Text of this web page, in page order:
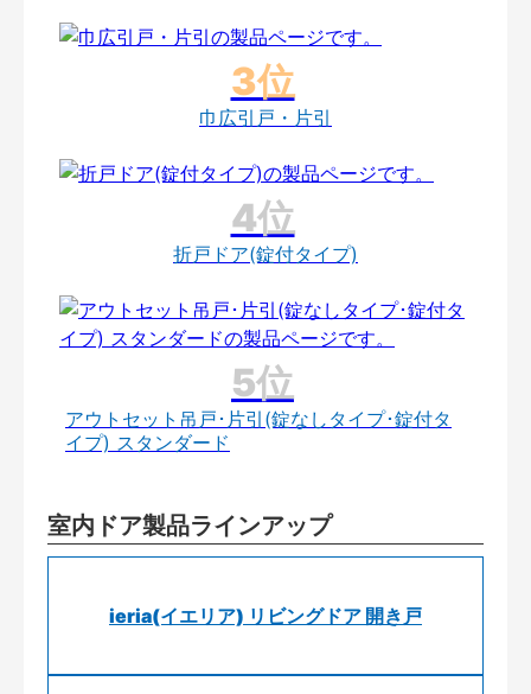
巾広引戸・片引
折戸ドア(錠付タイプ)
アウトセット吊戸･片引(錠なしタイプ･錠付タ
イプ) スタンダード
室内ドア製品ラインアップ
ieria(イエリア) リビングドア 開き戸